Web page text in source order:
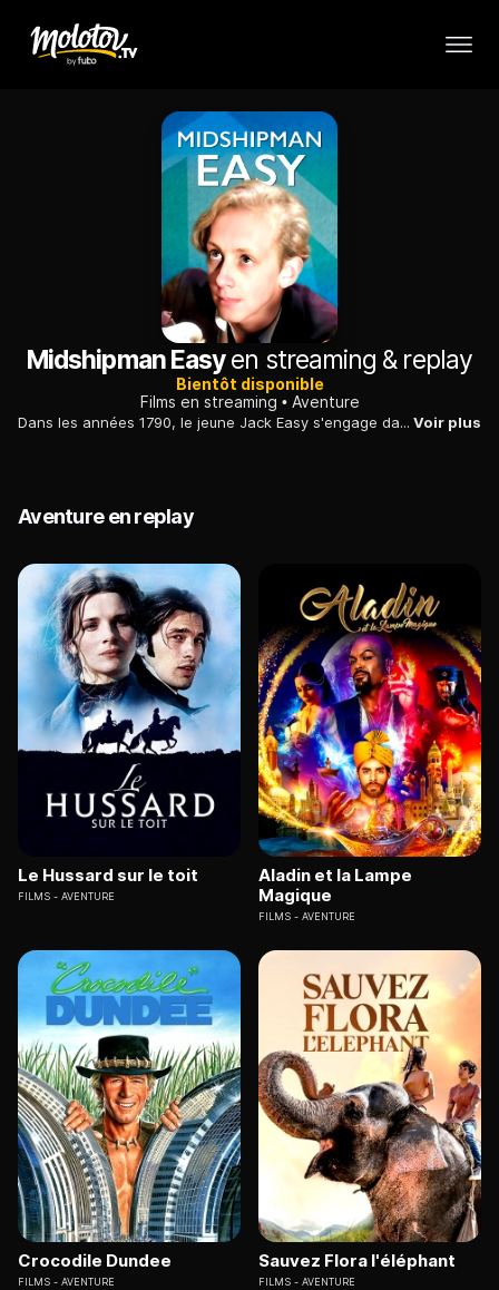
Midshipman Easyen streaming & replay
Bientôt disponible
Films en streaming
Aventure
Dans les années 1790, le jeune Jack Easy s'engage dans la Royal Navy. Sous le regard compréhensif du capitaine, le jeune aspirant multiplie les bourdes. Voir plus
Aventure en replay
Le Hussard sur le toit
FILMS AVENTURE
Aladin et la Lampe
Magique
FILMS AVENTURE
Crocodile Dundee
FILMS AVENTURE
Sauvez Flora l'éléphant
FILMS AVENTURE